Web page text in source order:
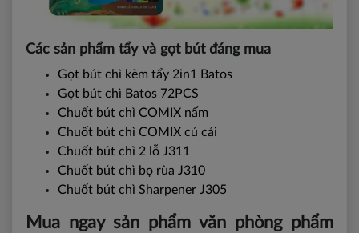
Các sản phẩm tẩy và gọt bút đáng mua
Gọt bút chì kèm tẩy 2in1 Batos
Gọt bút chì Batos 72PCS
Chuốt bút chì COMIX nấm
Chuốt bút chì COMIX củ cải
Chuốt bút chì 2 lỗ J311
Chuốt bút chì bọ rùa J310
Chuốt bút chì Sharpener J305
Mua ngay sản phẩm văn phòng phẩm